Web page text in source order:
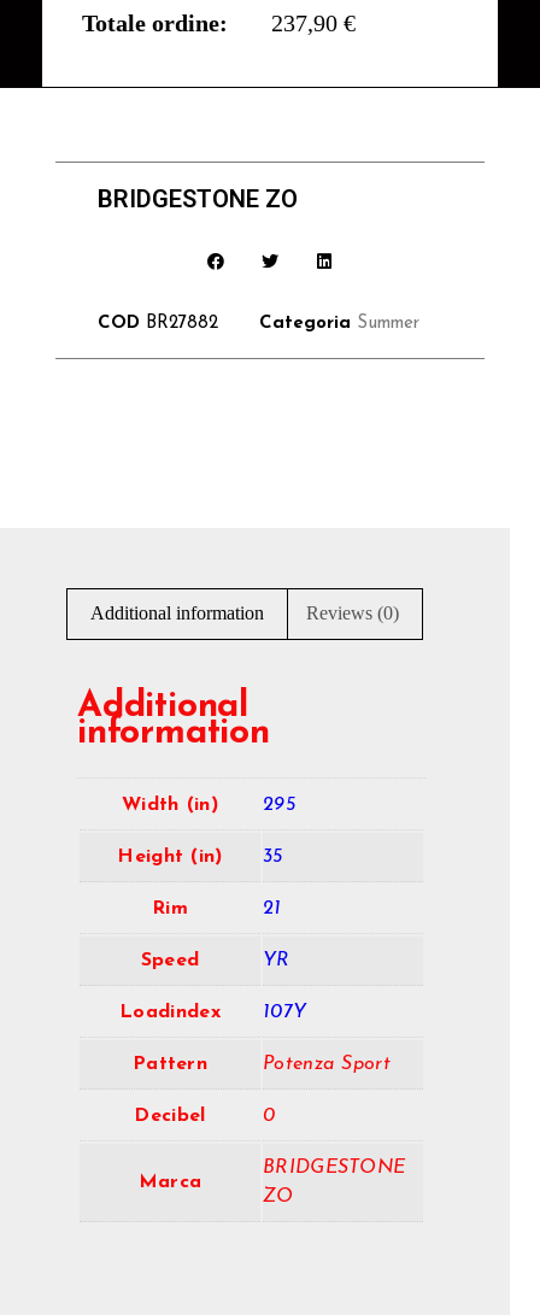
Totale ordine:
237,90 €
BRIDGESTONE ZO
COD BR27882 Categoria Summer
Additional information Reviews (0)
Additional
information
Width (in) 295
Height (in) 35
Rim 21
Speed YR
Loadindex 107Y
Pattern Potenza Sport
Decibel 0
Marca
BRIDGESTONE
ZO